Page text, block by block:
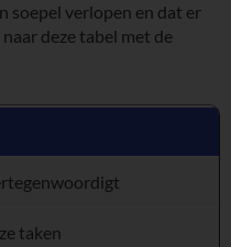
verlopen en dat er
deze tabel met de
taken